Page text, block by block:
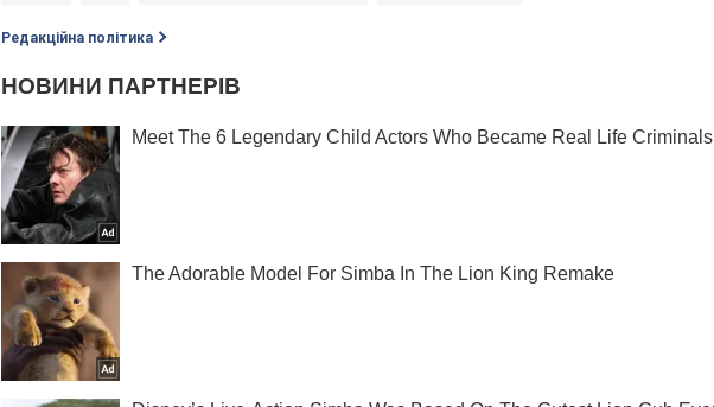
Редакційна політика